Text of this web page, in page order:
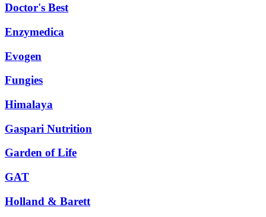
Doctor's Best
Enzymedica
Evogen
Fungies
Himalaya
Gaspari Nutrition
Garden of Life
GAT
Holland & Barett